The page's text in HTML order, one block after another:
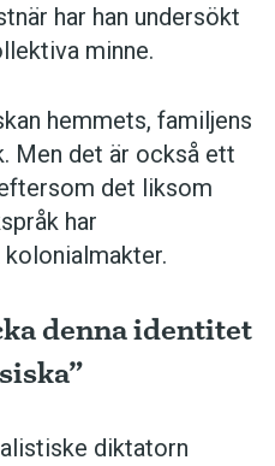
har han undersökt
minne.
hemmets, familjens
Men det är också ett
det liksom
har
denna identitet
diktatorn